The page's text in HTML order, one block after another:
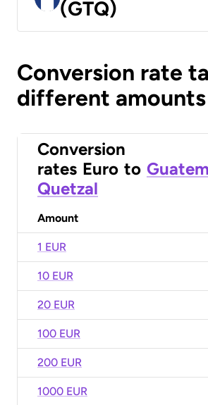
(GTQ)
Conversion rate
different amounts
Conversion
rates Euro to
Quetzal
Amount
1 EUR
10 EUR
20 EUR
100 EUR
200 EUR
1000 EUR